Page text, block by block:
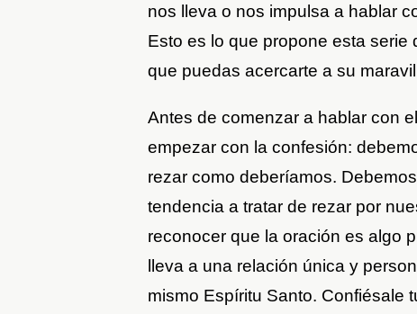
nos lleva o nos impulsa a hablar
Esto es lo que propone esta
que puedas acercarte a su
Antes de comenzar a hablar con
empezar con la confesión:
rezar como deberíamos.
tendencia a tratar de rezar por
reconocer que la oración es algo
lleva a una relación única y
mismo Espíritu Santo. Confiésale